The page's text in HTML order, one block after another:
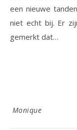
een nieuwe
niet echt bij. Er
gemerkt dat…
Monique